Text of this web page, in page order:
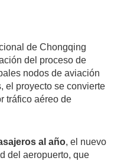
de Chongqing
del proceso de
nodos de aviación
el proyecto se convierte
tráfico aéreo de
al año, el nuevo
del aeropuerto, que